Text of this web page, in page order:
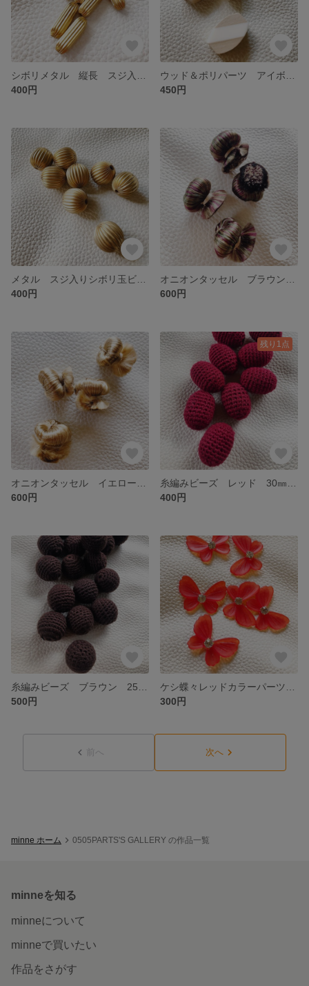
400円
450円
400円
600円
600円
残り1点
400円
500円
300円
前へ 次へ
minne ホーム 0505PARTS'S GALLERY の作品一覧
minneを知る
minneについて
minneで買いたい
作品をさがす